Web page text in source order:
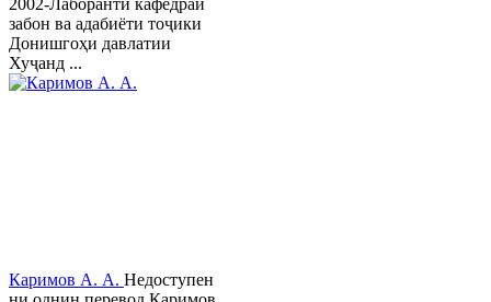
2002-Лаборанти кафедраи
забон ва адабиёти тоҷики
Донишгоҳи давлатии
Хуҷанд ...
Каримов А. А. Недоступен